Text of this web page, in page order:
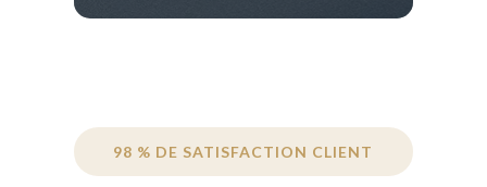
98 % DE SATISFACTION CLIENT